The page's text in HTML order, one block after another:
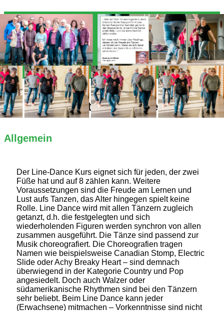
Alles Wichtige auf einen Blick
Allgemein
Der Line-Dance Kurs eignet sich für jeden, der zwei
Füße hat und auf 8 zählen kann. Weitere
Voraussetzungen sind die Freude am Lernen und
Lust aufs Tanzen, das Alter hingegen spielt keine
Rolle. Line Dance wird mit allen Tänzern zugleich
getanzt, d.h. die festgelegten und sich
wiederholenden Figuren werden synchron von allen
zusammen ausgeführt. Die Tänze sind passend zur
Musik choreografiert. Die Choreografien tragen
Namen wie beispielsweise Canadian Stomp, Electric
Slide oder Achy Breaky Heart – sind demnach
überwiegend in der Kategorie Country und Pop
angesiedelt. Doch auch Walzer oder
südamerikanische Rhythmen sind bei den Tänzern
sehr beliebt. Beim Line Dance kann jeder
(Erwachsene) mitmachen – Vorkenntnisse sind nicht